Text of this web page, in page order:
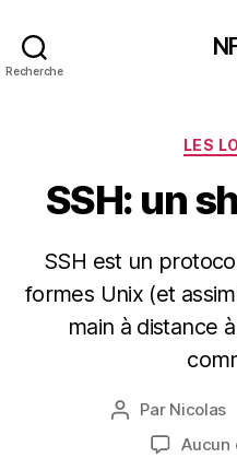
Recherche
LES
SSH: un
SSH est un
formes Unix (et
main à distance
Auteur
l’article
Par Nicolas
Aucun